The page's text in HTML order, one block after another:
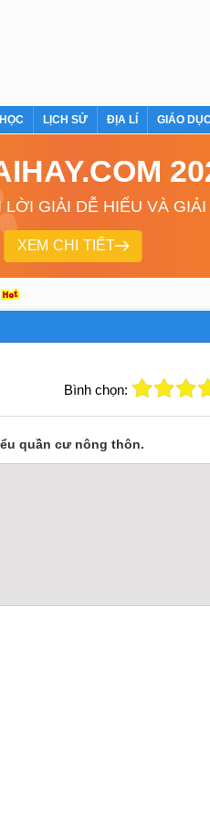
LỊCH SỬ ĐỊA LÍ GIÁO
GIẢI DỄ HIỂU VÀ
XEM CHI TIẾT
Bình chọn:
quần cư nông thôn.